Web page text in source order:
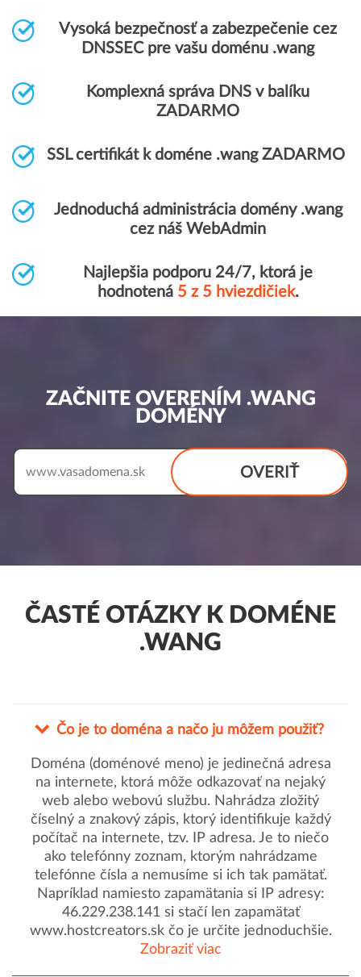
Vysoká bezpečnosť a zabezpečenie cez
DNSSEC pre vašu doménu .wang
Komplexná správa DNS v balíku
ZADARMO
SSL certifikát k doméne .wang ZADARMO
Jednoduchá administrácia domény .wang
cez náš WebAdmin
Najlepšia podporu 24/7, ktorá je
hodnotená 5 z 5 hviezdičiek.
ZAČNITE OVERENÍM .WANG
DOMÉNY
OVERIŤ
www.
ČASTÉ OTÁZKY K DOMÉNE
.WANG
Čo je to doména a načo ju môžem použiť?
Doména (doménové meno) je jedinečná adresa
na internete, ktorá môže odkazovať na nejaký
web alebo webovú službu. Nahrádza zložitý
číselný a znakový zápis, ktorý identifikuje každý
počítač na internete, tzv. IP adresa. Je to niečo
ako telefónny zoznam, ktorým nahrádzame
telefónne čísla a nemusíme si ich tak pamätať.
Napríklad namiesto zapamätania si IP adresy:
46.229.238.141 si stačí len zapamätať
www.hostcreators.sk čo je určite jednoduchšie.
Zobraziť viac